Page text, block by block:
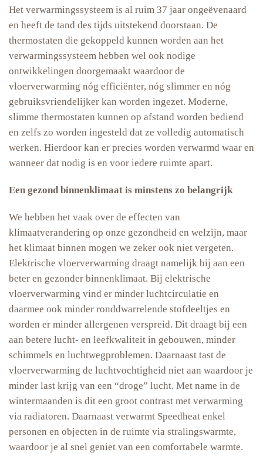
Het verwarmingssysteem is al ruim 37 jaar ongeëvenaard
en heeft de tand des tijds uitstekend doorstaan. De
thermostaten die gekoppeld kunnen worden aan het
verwarmingssysteem hebben wel ook nodige
ontwikkelingen doorgemaakt waardoor de
vloerverwarming nóg efficiënter, nóg slimmer en nóg
gebruiksvriendelijker kan worden ingezet. Moderne,
slimme thermostaten kunnen op afstand worden bediend
en zelfs zo worden ingesteld dat ze volledig automatisch
werken. Hierdoor kan er precies worden verwarmd waar en
wanneer dat nodig is en voor iedere ruimte apart.
Een gezond binnenklimaat is minstens zo belangrijk
We hebben het vaak over de effecten van
klimaatverandering op onze gezondheid en welzijn, maar
het klimaat binnen mogen we zeker ook niet vergeten.
Elektrische vloerverwarming draagt namelijk bij aan een
beter en gezonder binnenklimaat. Bij elektrische
vloerverwarming vind er minder luchtcirculatie en
daarmee ook minder ronddwarrelende stofdeeltjes en
worden er minder allergenen verspreid. Dit draagt bij een
aan betere lucht- en leefkwaliteit in gebouwen, minder
schimmels en luchtwegproblemen. Daarnaast tast de
vloerverwarming de luchtvochtigheid niet aan waardoor je
minder last krijg van een “droge” lucht. Met name in de
wintermaanden is dit een groot contrast met verwarming
via radiatoren. Daarnaast verwarmt Speedheat enkel
personen en objecten in de ruimte via stralingswarmte,
waardoor je al snel geniet van een comfortabele warmte.